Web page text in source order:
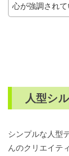
心が強調されて
人型シ
シンプルな人型
んのクリエイテ